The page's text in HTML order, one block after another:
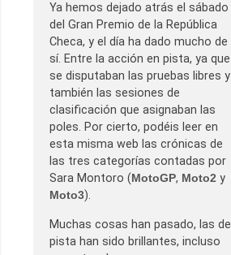
Ya hemos dejado atrás el sábado
del Gran Premio de la República
Checa, y el día ha dado mucho de
sí. Entre la acción en pista, ya que
se disputaban las pruebas libres y
también las sesiones de
clasificación que asignaban las
poles. Por cierto, podéis leer en
esta misma web las crónicas de
las tres categorías contadas por
Sara Montoro (MotoGP, Moto2 y
Moto3).
Muchas cosas han pasado, las de
pista han sido brillantes, incluso